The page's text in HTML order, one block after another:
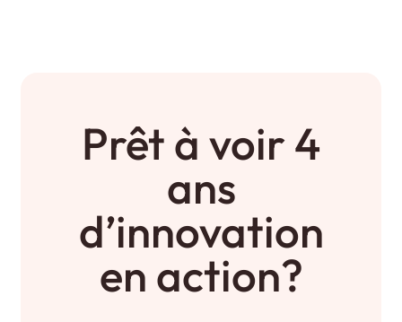
Prêt à voir 4
ans
d’innovation
en action?